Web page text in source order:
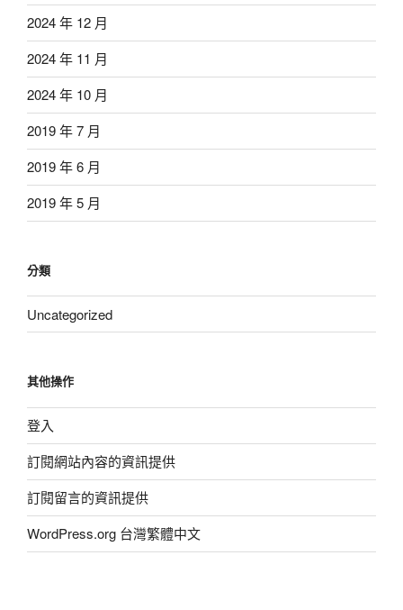
2024 年 12 月
2024 年 11 月
2024 年 10 月
2019 年 7 月
2019 年 6 月
2019 年 5 月
分類
Uncategorized
其他操作
登入
訂閱網站內容的資訊提供
訂閱留言的資訊提供
WordPress.org 台灣繁體中文